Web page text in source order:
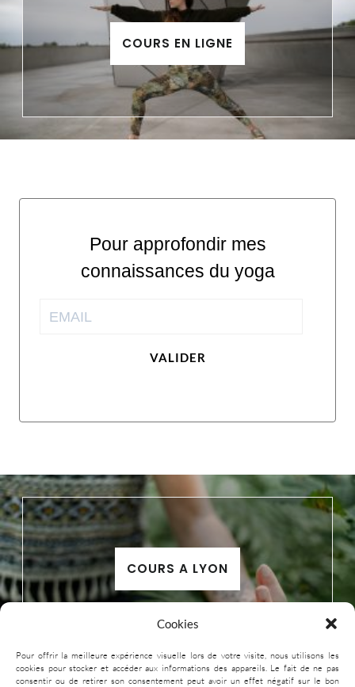
Cookies
Pour offrir la meilleure expérience visuelle lors de votre visite, nous utilisons les
cookies pour stocker et accéder aux informations des appareils. Le fait de ne pas
consentir ou de retirer son consentement peut avoir un effet négatif sur le bon
COURS EN LIGNE
Pour approfondir mes
connaissances du yoga
VALIDER
COURS A LYON